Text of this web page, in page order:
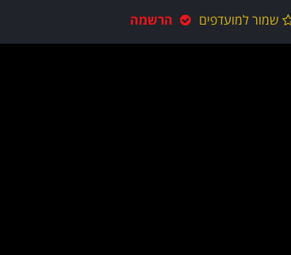
שמור למועדפים הרשמה